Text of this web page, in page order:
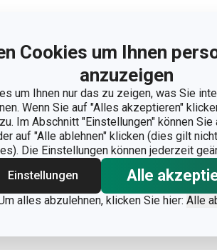
Cookies um Ihnen
anzuzeigen
um Ihnen nur das zu zeigen, was Sie
Wenn Sie auf "Alles akzeptieren"
Im Abschnitt "Einstellungen" können
auf "Alle ablehnen" klicken (dies gilt
Die Einstellungen können jederzeit
Einstellungen
Alle
alles abzulehnen, klicken Sie hier: Alle
rostfrei, ø 16 cm,
1.5 l
12,90 €
Auf Lager
Warenkorb